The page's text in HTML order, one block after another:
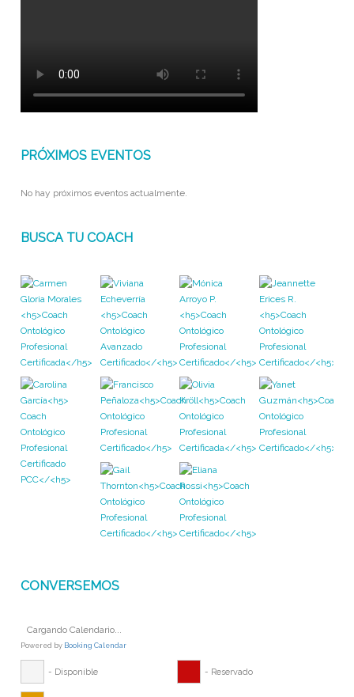
PRÓXIMOS EVENTOS
No hay próximos eventos actualmente.
BUSCA TU COACH
CONVERSEMOS
Cargando Calendario...
Powered by Booking Calendar
- Disponible - Reservado